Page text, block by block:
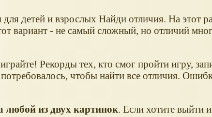
детей и взрослых Найди отличия. На этот
вариант - не самый сложный, но отличий
Рекорды тех, кто смог пройти игру,
чтобы найти все отличия.
любой из двух картинок. Если хотите выйти